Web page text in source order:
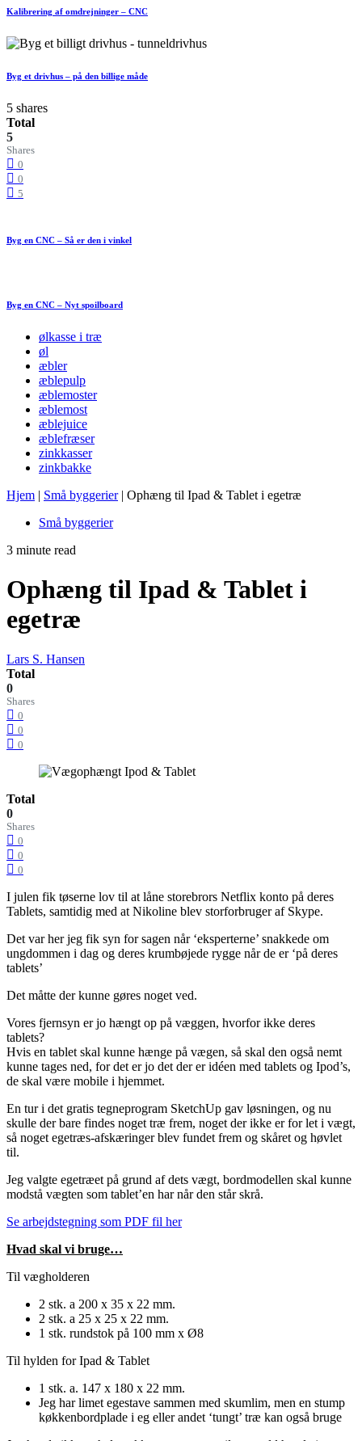
Kalibrering af omdrejninger – CNC
Byg et drivhus – på den billige måde
5 shares
Total
5
Shares
0
0
5
Byg en CNC – Så er den i vinkel
Byg en CNC – Nyt spoilboard
ølkasse i træ
øl
æbler
æblepulp
æblemoster
æblemost
æblejuice
æblefræser
zinkkasser
zinkbakke
Hjem | Små byggerier | Ophæng til Ipad & Tablet i egetræ
Små byggerier
3 minute read
Ophæng til Ipad & Tablet i
egetræ
Lars S. Hansen
Total
0
Shares
0
0
0
Total
0
Shares
0
0
0
I julen fik tøserne lov til at låne storebrors Netflix konto på deres
Tablets, samtidig med at Nikoline blev storforbruger af Skype.
Det var her jeg fik syn for sagen når ‘eksperterne’ snakkede om
ungdommen i dag og deres krumbøjede rygge når de er ‘på deres
tablets’
Det måtte der kunne gøres noget ved.
Vores fjernsyn er jo hængt op på væggen, hvorfor ikke deres
tablets?
Hvis en tablet skal kunne hænge på vægen, så skal den også nemt
kunne tages ned, for det er jo det der er idéen med tablets og Ipod’s,
de skal være mobile i hjemmet.
En tur i det gratis tegneprogram SketchUp gav løsningen, og nu
skulle der bare findes noget træ frem, noget der ikke er for let i vægt,
så noget egetræs-afskæringer blev fundet frem og skåret og høvlet
til.
Jeg valgte egetræet på grund af dets vægt, bordmodellen skal kunne
modstå vægten som tablet’en har når den står skrå.
Se arbejdstegning som PDF fil her
Hvad skal vi bruge…
Til vægholderen
2 stk. a 200 x 35 x 22 mm.
2 stk. a 25 x 25 x 22 mm.
1 stk. rundstok på 100 mm x Ø8
Til hylden for Ipad & Tablet
1 stk. a. 147 x 180 x 22 mm.
Jeg har limet egestave sammen med skumlim, men en stump
køkkenbordplade i eg eller andet ‘tungt’ træ kan også bruge